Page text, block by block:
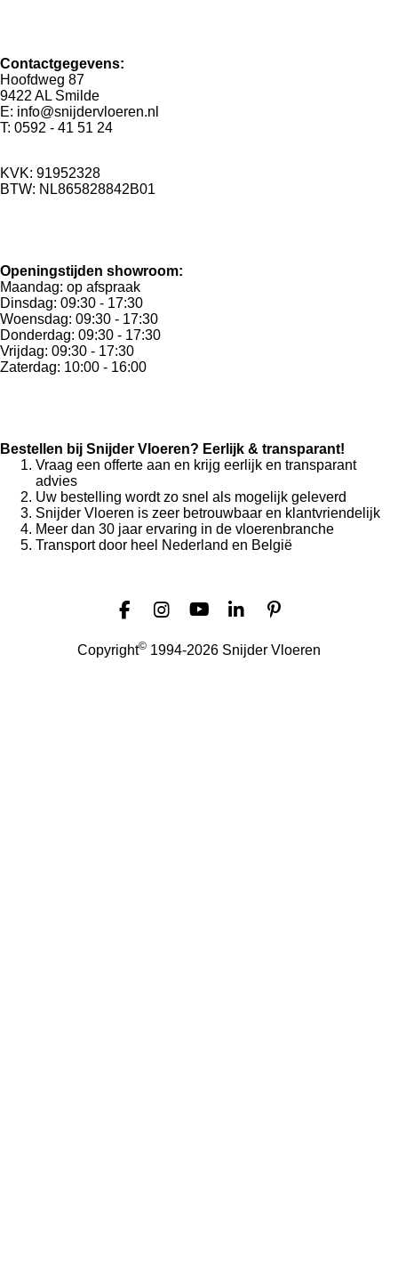
Contactgegevens:
Hoofdweg 87
9422 AL Smilde
E: info@snijdervloeren.nl
T: 0592 - 41 51 24
KVK: 91952328
BTW: NL865828842B01
Openingstijden showroom:
Maandag: op afspraak
Dinsdag: 09:30 - 17:30
Woensdag: 09:30 - 17:30
Donderdag: 09:30 - 17:30
Vrijdag: 09:30 - 17:30
Zaterdag: 10:00 - 16:00
Bestellen bij Snijder Vloeren? Eerlijk & transparant!
Vraag een offerte aan en krijg eerlijk en transparant
advies
Uw bestelling wordt zo snel als mogelijk geleverd
Snijder Vloeren is zeer betrouwbaar en klantvriendelijk
Meer dan 30 jaar ervaring in de vloerenbranche
Transport door heel Nederland en België
F
c
I
s
Y
u
L
n
P
n
Copyright© 1994-2026 Snijder Vloeren